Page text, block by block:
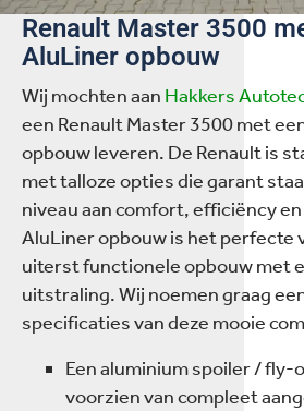
Renault Master 3500
AluLiner opbouw
Wij mochten aan Hakkers
een Renault Master 3500 met
opbouw leveren. De Renault is
met talloze opties die garant
niveau aan comfort, efficiëncy
AluLiner opbouw is het perfecte
uiterst functionele opbouw met
uitstraling. Wij noemen graag
specificaties van deze mooie
Een aluminium spoiler / fly-
voorzien van compleet